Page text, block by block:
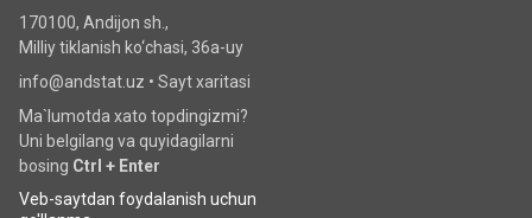
170100, Andijon sh.,
Milliy tiklanish ko‘chаsi, 36a-uy
info@andstat.uz • Sayt xaritasi
Ma`lumotda xato topdingizmi?
Uni belgilang va quyidagilarni
bosing Ctrl + Enter
Veb-saytdan foydalanish uchun